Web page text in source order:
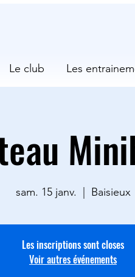
Le club Les
sam. 15 janv. Baisieux
Les inscriptions sont closes
Voir autres événements